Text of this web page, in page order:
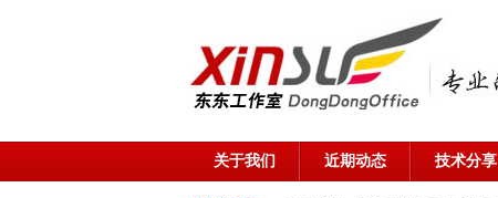
关于我们 近期动态 技术分享